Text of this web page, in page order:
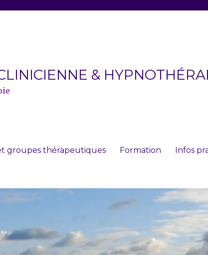
&
groupes thérapeutiques Formation Infos